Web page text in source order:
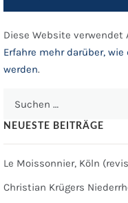
Diese Website
Erfahre mehr darüber,
werden.
NEUESTE BEITRÄGE
Le Moissonnier, Köln
Christian Krügers